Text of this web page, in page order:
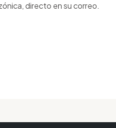
directo en su correo.